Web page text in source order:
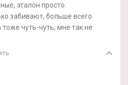
эталон просто.
забивают, больше всего
чуть-чуть, мне так не